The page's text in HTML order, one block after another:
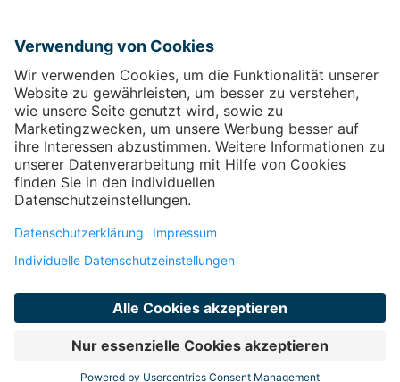
Vertrag widerrufenÖffnet sich in einem neuen Tab
Kontakt
Kontakt
FAQÖffnet sich in einem neuen Tab
ImpressumÖffnet sich in einem neuen Tab
Weiter zu
Tab Führt auf eine externe Seite
Facebook Öffnet sich in einem neuen Tab
auf eine externe Seite
auf eine externe Seite
© copyright 2026 - Therme Laa